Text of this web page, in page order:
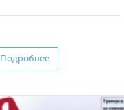
Подробнее